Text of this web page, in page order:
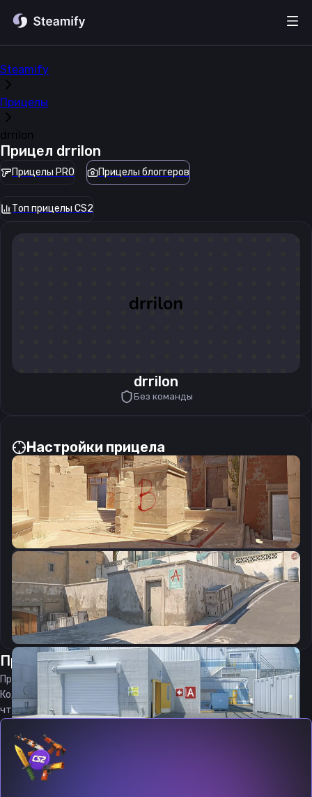
Steamify
Прицелы
drrilon
Прицел drrilon
Прицелы PRO Прицелы блоггеров
Топ прицелы CS2
drrilon
Без команды
Настройки прицела
CSGO-jQKzQ-MsjWE-uatL7-YKDQ5-QJJvM
Скопировать
Прицелдриллонот 06.08.2026
Прицел drrilon является актуальным на
06.08.2026
Код прицела
CS 2 стараемся еженедельно обновлять,
чтобы вы могли играть с актуальными настройками игрока.